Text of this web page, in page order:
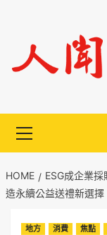
content
Menu
HOME
ESG成企業
造永續公益送禮新選擇
地方 消費 焦點